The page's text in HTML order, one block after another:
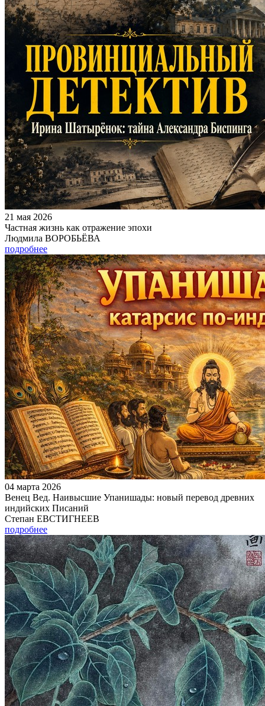
21 мая 2026
Частная жизнь как отражение эпохи
Людмила ВОРОБЬЁВА
подробнее
04 марта 2026
Венец Вед. Наивысшие Упанишады: новый перевод древних
индийских Писаний
Степан ЕВСТИГНЕЕВ
подробнее